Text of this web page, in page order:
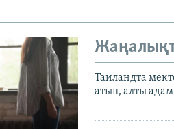
Таиландта
атып, алты